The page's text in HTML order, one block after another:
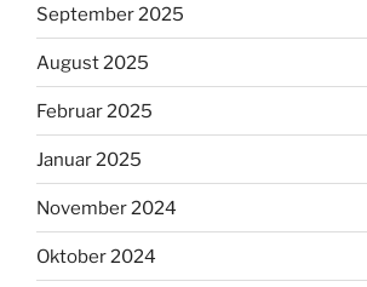
September 2025
August 2025
Februar 2025
Januar 2025
November 2024
Oktober 2024